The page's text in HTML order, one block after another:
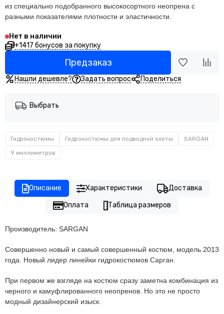
из специально подобранного высокосортного неопрена с
разными показателями плотности и эластичности.
Нет в наличии
+1417 бонусов за покупку
Предзаказ
Нашли дешевле? Задать вопрос Поделиться
Выбрать
Гидрокостюмы Гидрокостюмы для подводной охоты
SARGAN
9 миллиметров
Описание Характеристики
Доставка
Оплата
Таблица размеров
Производитель: SARGAN
Совершенно новый и самый совершенный костюм, модель 2013
года. Новый лидер линейки гидрокостюмов Сарган.
При первом же взгляде на костюм сразу заметна комбинация из
черного и камуфлированного неопренов. Но это не просто
модный дизайнерский изыск.